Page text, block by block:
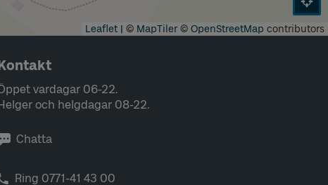
Leaflet | © MapTiler© OpenStreetMap contributors
vardagar 06-22.
och helgdagar 08-22.
Chatta
Ring 0771-41 43 00